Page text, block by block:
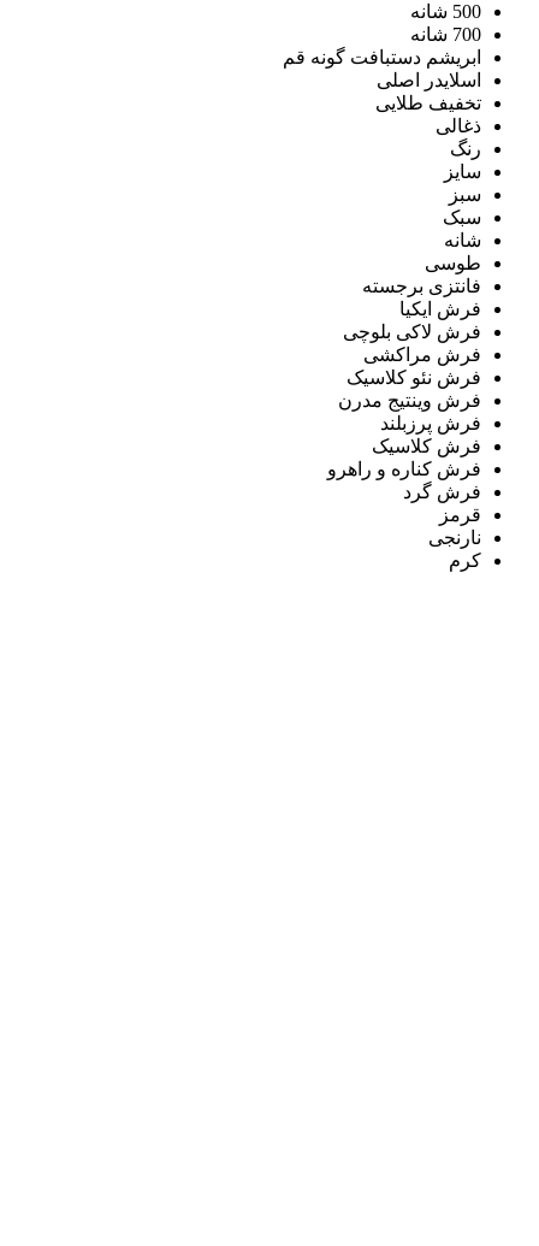
500 شانه
700 شانه
ابریشم دستبافت گونه قم
اسلایدر اصلی
تخفیف طلایی
ذغالی
رنگ
سایز
سبز
سبک
شانه
طوسی
فانتزی برجسته
فرش ایکیا
فرش لاکی بلوچی
فرش مراکشی
فرش نئو کلاسیک
فرش وینتیج مدرن
فرش پرزبلند
فرش کلاسیک
فرش کناره و راهرو
فرش گرد
قرمز
نارنجی
کرم